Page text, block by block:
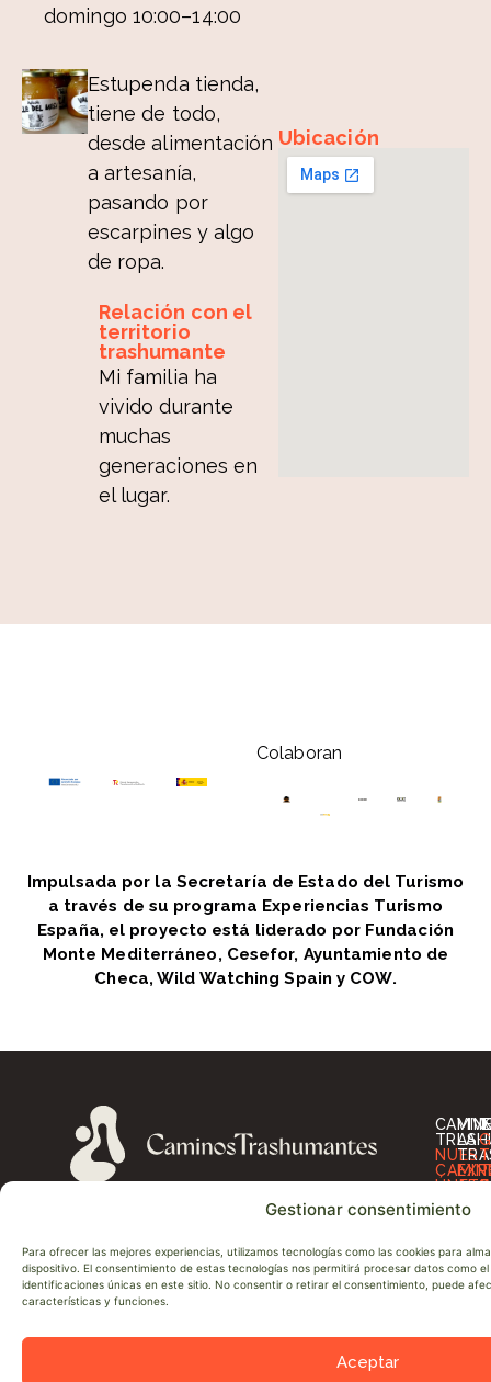
Gestionar consentimiento
Para ofrecer las mejores experiencias, utilizamos tecnologías como las cookies para
dispositivo. El consentimiento de estas tecnologías nos permitirá procesar datos como
identificaciones únicas en este sitio. No consentir o retirar el consentimiento, puede
características y funciones.
Aceptar
domingo 10:00–14:00
Estupenda tienda,
tiene de todo,
desde alimentación
a artesanía,
pasando por
escarpines y algo
de ropa.
Relación con el
territorio
trashumante
Mi familia ha
vivido durante
muchas
generaciones en
el lugar.
Ubicación
Colaboran
Impulsada por la Secretaría de Estado del Turismo
a través de su programa Experiencias Turismo
España, el proyecto está liderado por Fundación
Monte Mediterráneo, Cesefor, Ayuntamiento de
Checa, Wild Watching Spain y COW.
ÚNETE
LA
SOBRE
VIVE
LA